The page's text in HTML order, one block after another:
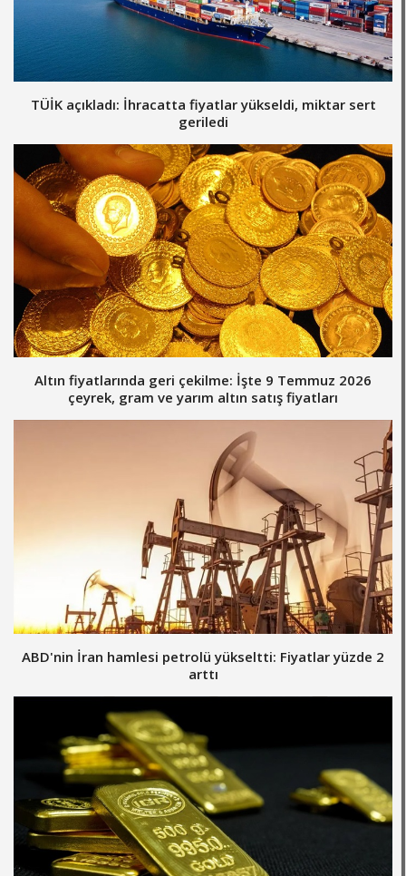
TÜİK açıkladı: İhracatta fiyatlar yükseldi, miktar sert
geriledi
Altın fiyatlarında geri çekilme: İşte 9 Temmuz 2026
çeyrek, gram ve yarım altın satış fiyatları
ABD'nin İran hamlesi petrolü yükseltti: Fiyatlar yüzde 2
arttı